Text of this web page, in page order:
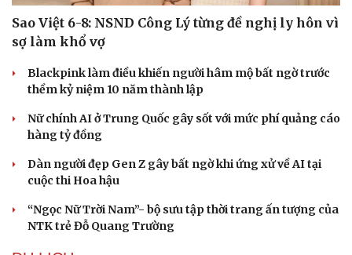
Sao Việt 6-8: NSND Công Lý từng đề nghị ly hôn vì
sợ làm khổ vợ
Blackpink làm điều khiến người hâm mộ bất ngờ trước
thềm kỷ niệm 10 năm thành lập
Nữ chính AI ở Trung Quốc gây sốt với mức phí quảng cáo
hàng tỷ đồng
Dàn người đẹp Gen Z gây bất ngờ khi ứng xử về AI tại
cuộc thi Hoa hậu
“Ngọc Nữ Trời Nam”- bộ sưu tập thời trang ấn tượng của
NTK trẻ Đỗ Quang Trường